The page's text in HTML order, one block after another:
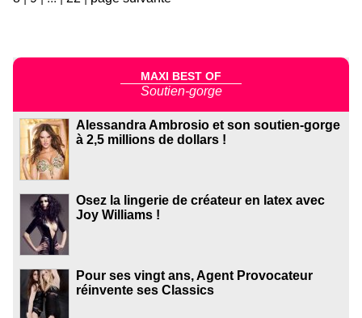
MAXI BEST OF
Soutien-gorge
Alessandra Ambrosio et son soutien-gorge
à 2,5 millions de dollars !
Osez la lingerie de créateur en latex avec
Joy Williams !
Pour ses vingt ans, Agent Provocateur
réinvente ses Classics